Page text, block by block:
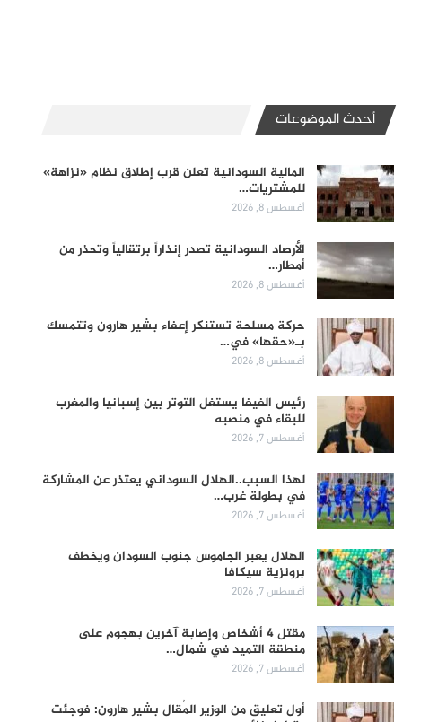
أحدث الموضوعات
المالية السودانية تعلن قرب إطلاق نظام «نزاهة»
للمشتريات…
أغسطس 8, 2026
الأرصاد السودانية تصدر إنذاراً برتقالياً وتحذر من
أمطار…
أغسطس 8, 2026
حركة مسلحة تستنكر إعفاء بشير هارون وتتمسك
بـ«حقها» في…
أغسطس 8, 2026
رئيس الفيفا يستغل التوتر بين إسبانيا والمغرب
للبقاء في منصبه
أغسطس 7, 2026
لهذا السبب..الهلال السوداني يعتذر عن المشاركة
في بطولة غرب…
أغسطس 7, 2026
الهلال يعبر الجاموس جنوب السودان ويخطف
برونزية سيكافا
أغسطس 7, 2026
مقتل 4 أشخاص وإصابة آخرين بهجوم على
منطقة التميد في شمال…
أغسطس 7, 2026
أول تعليق من الوزير المُقال بشير هارون: فوجئت